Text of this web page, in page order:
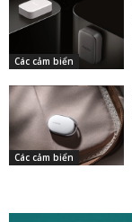
Các cảm biển
Các cảm biển